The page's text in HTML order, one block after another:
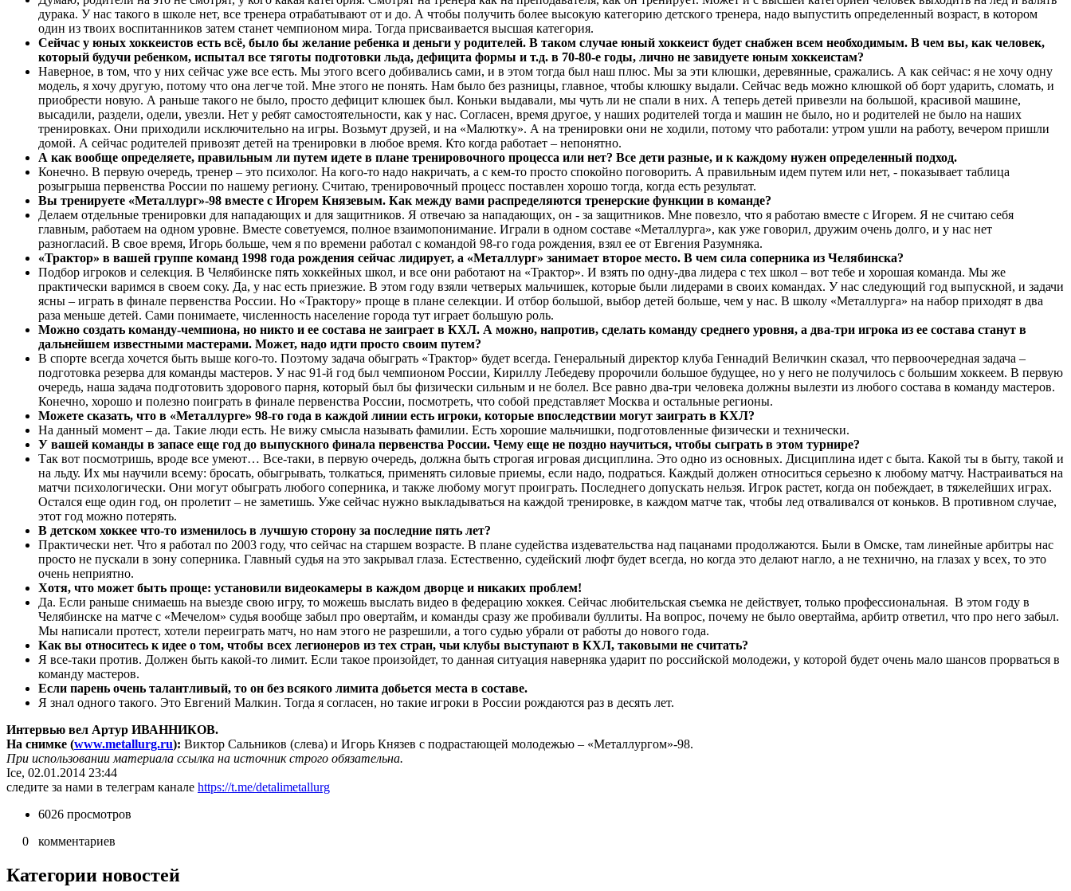
дурака. У нас такого в школе нет, все тренера отрабатывают от и до. А чтобы получить более высокую категорию детского тренера, надо выпустить определенный возраст, в котором
один из твоих воспитанников затем станет чемпионом мира. Тогда присваивается высшая категория.
Сейчас у юных хоккеистов есть всё, было бы желание ребенка и деньги у родителей. В таком случае юный хоккеист будет снабжен всем необходимым. В чем вы, как человек,
который будучи ребенком, испытал все тяготы подготовки льда, дефицита формы и т.д. в 70-80-е годы, лично не завидуете юным хоккеистам?
Наверное, в том, что у них сейчас уже все есть. Мы этого всего добивались сами, и в этом тогда был наш плюс. Мы за эти клюшки, деревянные, сражались. А как сейчас: я не хочу одну
модель, я хочу другую, потому что она легче той. Мне этого не понять. Нам было без разницы, главное, чтобы клюшку выдали. Сейчас ведь можно клюшкой об борт ударить, сломать, и
приобрести новую. А раньше такого не было, просто дефицит клюшек был. Коньки выдавали, мы чуть ли не спали в них. А теперь детей привезли на большой, красивой машине,
высадили, раздели, одели, увезли. Нет у ребят самостоятельности, как у нас. Согласен, время другое, у наших родителей тогда и машин не было, но и родителей не было на наших
тренировках. Они приходили исключительно на игры. Возьмут друзей, и на «Малютку». А на тренировки они не ходили, потому что работали: утром ушли на работу, вечером пришли
домой. А сейчас родителей привозят детей на тренировки в любое время. Кто когда работает – непонятно.
А как вообще определяете, правильным ли путем идете в плане тренировочного процесса или нет? Все дети разные, и к каждому нужен определенный подход.
Конечно. В первую очередь, тренер – это психолог. На кого-то надо накричать, а с кем-то просто спокойно поговорить. А правильным идем путем или нет, - показывает таблица
розыгрыша первенства России по нашему региону. Считаю, тренировочный процесс поставлен хорошо тогда, когда есть результат.
Вы тренируете «Металлург»-98 вместе с Игорем Князевым. Как между вами распределяются тренерские функции в команде?
Делаем отдельные тренировки для нападающих и для защитников. Я отвечаю за нападающих, он - за защитников. Мне повезло, что я работаю вместе с Игорем. Я не считаю себя
главным, работаем на одном уровне. Вместе советуемся, полное взаимопонимание. Играли в одном составе «Металлурга», как уже говорил, дружим очень долго, и у нас нет
разногласий. В свое время, Игорь больше, чем я по времени работал с командой 98-го года рождения, взял ее от Евгения Разумняка.
«Трактор» в вашей группе команд 1998 года рождения сейчас лидирует, а «Металлург» занимает второе место. В чем сила соперника из Челябинска?
Подбор игроков и селекция. В Челябинске пять хоккейных школ, и все они работают на «Трактор». И взять по одну-два лидера с тех школ – вот тебе и хорошая команда. Мы же
практически варимся в своем соку. Да, у нас есть приезжие. В этом году взяли четверых мальчишек, которые были лидерами в своих командах. У нас следующий год выпускной, и задачи
ясны – играть в финале первенства России. Но «Трактору» проще в плане селекции. И отбор большой, выбор детей больше, чем у нас. В школу «Металлурга» на набор приходят в два
раза меньше детей. Сами понимаете, численность население города тут играет большую роль.
Можно создать команду-чемпиона, но никто и ее состава не заиграет в КХЛ. А можно, напротив, сделать команду среднего уровня, а два-три игрока из ее состава станут в
дальнейшем известными мастерами. Может, надо идти просто своим путем?
В спорте всегда хочется быть выше кого-то. Поэтому задача обыграть «Трактор» будет всегда. Генеральный директор клуба Геннадий Величкин сказал, что первоочередная задача –
подготовка резерва для команды мастеров. У нас 91-й год был чемпионом России, Кириллу Лебедеву пророчили большое будущее, но у него не получилось с большим хоккеем. В первую
очередь, наша задача подготовить здорового парня, который был бы физически сильным и не болел. Все равно два-три человека должны вылезти из любого состава в команду мастеров.
Конечно, хорошо и полезно поиграть в финале первенства России, посмотреть, что собой представляет Москва и остальные регионы.
Можете сказать, что в «Металлурге» 98-го года в каждой линии есть игроки, которые впоследствии могут заиграть в КХЛ?
На данный момент – да. Такие люди есть. Не вижу смысла называть фамилии. Есть хорошие мальчишки, подготовленные физически и технически.
У вашей команды в запасе еще год до выпускного финала первенства России. Чему еще не поздно научиться, чтобы сыграть в этом турнире?
Так вот посмотришь, вроде все умеют… Все-таки, в первую очередь, должна быть строгая игровая дисциплина. Это одно из основных. Дисциплина идет с быта. Какой ты в быту, такой и
на льду. Их мы научили всему: бросать, обыгрывать, толкаться, применять силовые приемы, если надо, подраться. Каждый должен относиться серьезно к любому матчу. Настраиваться на
матчи психологически. Они могут обыграть любого соперника, и также любому могут проиграть. Последнего допускать нельзя. Игрок растет, когда он побеждает, в тяжелейших играх.
Остался еще один год, он пролетит – не заметишь. Уже сейчас нужно выкладываться на каждой тренировке, в каждом матче так, чтобы лед отваливался от коньков. В противном случае,
этот год можно потерять.
В детском хоккее что-то изменилось в лучшую сторону за последние пять лет?
Практически нет. Что я работал по 2003 году, что сейчас на старшем возрасте. В плане судейства издевательства над пацанами продолжаются. Были в Омске, там линейные арбитры нас
просто не пускали в зону соперника. Главный судья на это закрывал глаза. Естественно, судейский люфт будет всегда, но когда это делают нагло, а не технично, на глазах у всех, то это
очень неприятно.
Хотя, что может быть проще: установили видеокамеры в каждом дворце и никаких проблем!
Да. Если раньше снимаешь на выезде свою игру, то можешь выслать видео в федерацию хоккея. Сейчас любительская съемка не действует, только профессиональная. В этом году в
Челябинске на матче с «Мечелом» судья вообще забыл про овертайм, и команды сразу же пробивали буллиты. На вопрос, почему не было овертайма, арбитр ответил, что про него забыл.
Мы написали протест, хотели переиграть матч, но нам этого не разрешили, а того судью убрали от работы до нового года.
Как вы относитесь к идее о том, чтобы всех легионеров из тех стран, чьи клубы выступают в КХЛ, таковыми не считать?
Я все-таки против. Должен быть какой-то лимит. Если такое произойдет, то данная ситуация наверняка ударит по российской молодежи, у которой будет очень мало шансов прорваться в
команду мастеров.
Если парень очень талантливый, то он без всякого лимита добьется места в составе.
Я знал одного такого. Это Евгений Малкин. Тогда я согласен, но такие игроки в России рождаются раз в десять лет.
Интервью вел Артур ИВАННИКОВ.
На снимке (www.metallurg.ru): Виктор Сальников (слева) и Игорь Князев с подрастающей молодежью – «Металлургом»-98.
При использовании материала ссылка на источник строго обязательна.
Ice, 02.01.2014 23:44
следите за нами в телеграм канале https://t.me/detalimetallurg
6026 просмотров
0 комментариев
Категории новостей